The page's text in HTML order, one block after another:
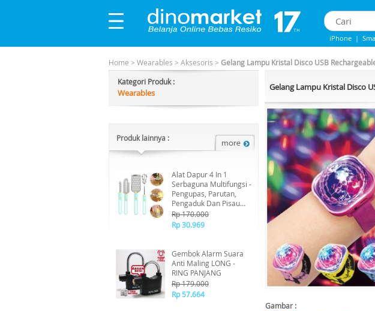
iPhone |
Home > Wearables > Aksesoris > Gelang Lampu Kristal Disco USB
Kategori Produk :
Wearables
Produk lainnya :
Alat Dapur 4 In 1
Serbaguna Multifungsi -
Pengupas, Parutan,
Pengaduk Dan Pisau
Jadi 1 - Random
Rp 170.000
Rp 30.969
Gembok Alarm Suara
Anti Maling LONG -
RING PANJANG
Rp 179.000
Rp 57.664
Gelang Lampu Kristal Disco
Gambar :